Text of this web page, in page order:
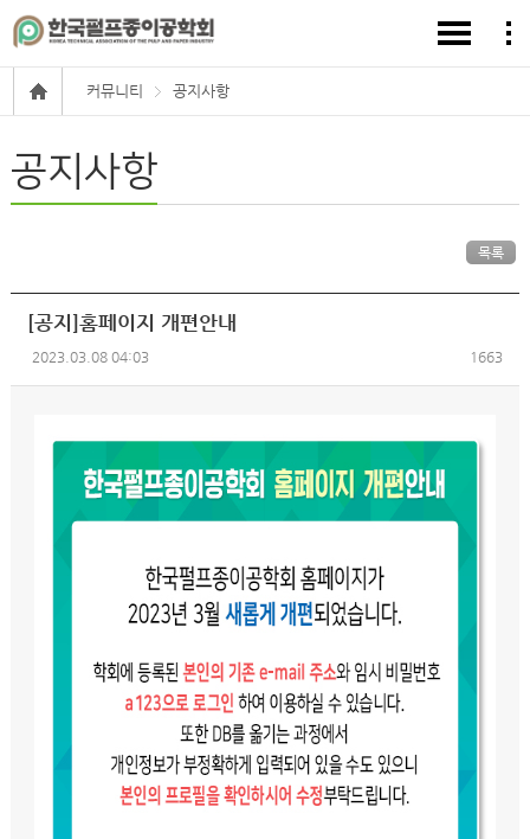
커뮤니티 공지사항
공지사항
목록
[공지]홈페이지 개편안내
2023.03.08 04:03 1663